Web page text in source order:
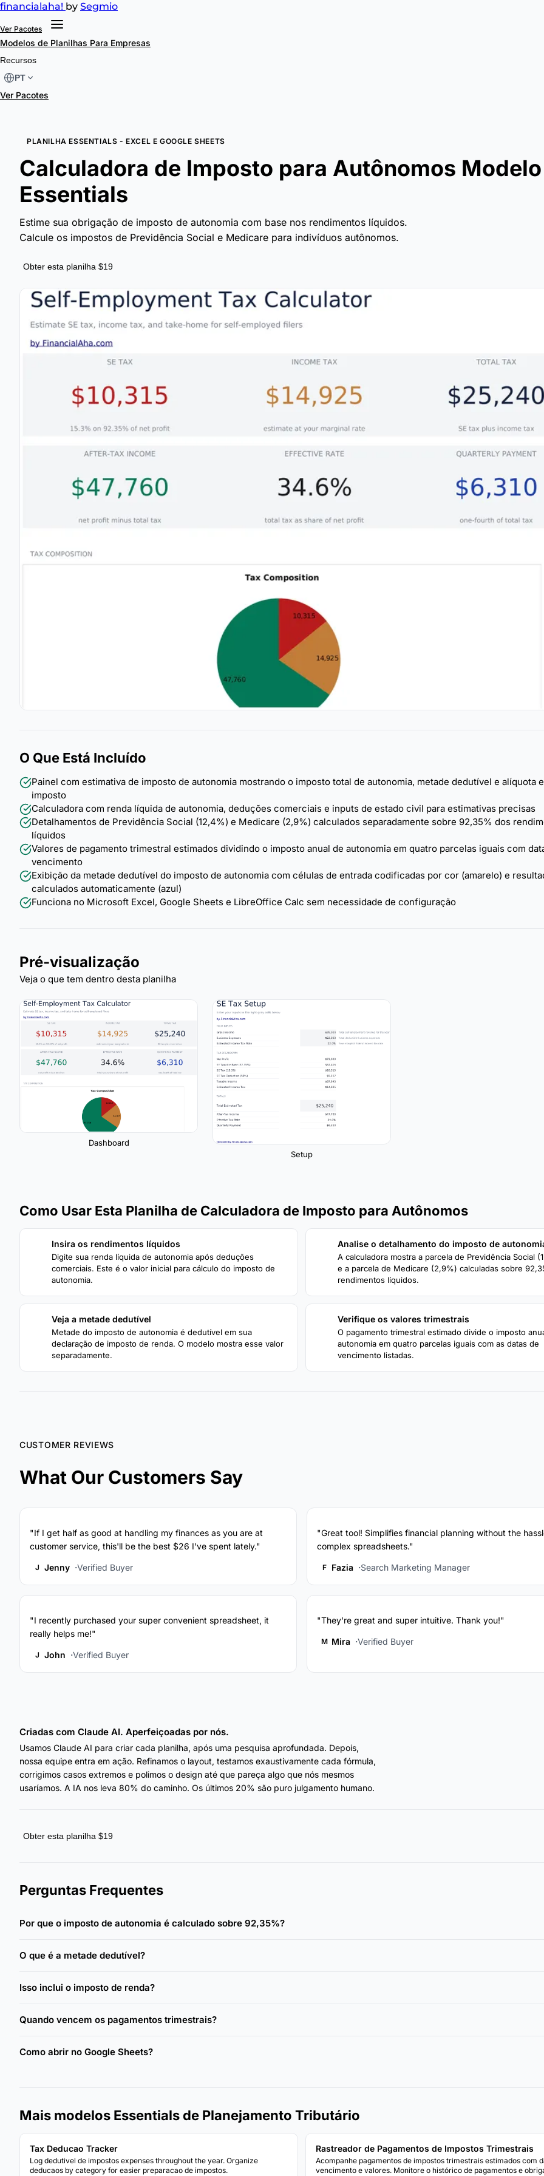
financialaha! by Segmio
Ver Pacotes
Modelos de Planilhas Para Empresas
Recursos
PT
Ver Pacotes
PLANILHA ESSENTIALS - EXCEL E GOOGLE SHEETS
Calculadora de Imposto para Autônomos Modelo
Essentials
Estime sua obrigação de imposto de autonomia com base nos rendimentos líquidos.
Calcule os impostos de Previdência Social e Medicare para indivíduos autônomos.
Obter esta planilha $19
O Que Está Incluído
Painel com estimativa de imposto de autonomia mostrando o imposto total de autonomia, metade dedutível e alíquota
imposto
Calculadora com renda líquida de autonomia, deduções comerciais e inputs de estado civil para estimativas precisas
Detalhamentos de Previdência Social (12,4%) e Medicare (2,9%) calculados separadamente sobre 92,35% dos
líquidos
Valores de pagamento trimestral estimados dividindo o imposto anual de autonomia em quatro parcelas iguais com
vencimento
Exibição da metade dedutível do imposto de autonomia com células de entrada codificadas por cor (amarelo) e
calculados automaticamente (azul)
Funciona no Microsoft Excel, Google Sheets e LibreOffice Calc sem necessidade de configuração
Pré-visualização
Veja o que tem dentro desta planilha
Dashboard
Setup
Como Usar Esta Planilha de Calculadora de Imposto para Autônomos
Insira os rendimentos líquidos
Digite sua renda líquida de autonomia após deduções
comerciais. Este é o valor inicial para cálculo do imposto de
autonomia.
Analise o detalhamento do imposto de
A calculadora mostra a parcela de Previdência Social
e a parcela de Medicare (2,9%) calculadas sobre
rendimentos líquidos.
Veja a metade dedutível
Metade do imposto de autonomia é dedutível em sua
declaração de imposto de renda. O modelo mostra esse valor
separadamente.
Verifique os valores trimestrais
O pagamento trimestral estimado divide o imposto
autonomia em quatro parcelas iguais com as datas de
vencimento listadas.
CUSTOMER REVIEWS
What Our Customers Say
"If I get half as good at handling my finances as you are at
customer service, this'll be the best $26 I've spent lately."
J Jenny Verified Buyer
"Great tool! Simplifies financial planning without the
complex spreadsheets."
F Fazia Search Marketing Manager
"I recently purchased your super convenient spreadsheet, it
really helps me!"
J John Verified Buyer
"They're great and super intuitive. Thank you!"
M Mira Verified Buyer
Criadas com Claude AI. Aperfeiçoadas por nós.
Usamos Claude AI para criar cada planilha, após uma pesquisa aprofundada. Depois,
nossa equipe entra em ação. Refinamos o layout, testamos exaustivamente cada fórmula,
corrigimos casos extremos e polimos o design até que pareça algo que nós mesmos
usaríamos. A IA nos leva 80% do caminho. Os últimos 20% são puro julgamento humano.
Obter esta planilha $19
Perguntas Frequentes
Por que o imposto de autonomia é calculado sobre 92,35%?
O que é a metade dedutível?
Isso inclui o imposto de renda?
Quando vencem os pagamentos trimestrais?
Como abrir no Google Sheets?
Mais modelos Essentials de Planejamento Tributário
Tax Deducao Tracker
Log dedutivel de impostos expenses throughout the year. Organize
deducaos by category for easier preparacao de impostos.
Rastreador de Pagamentos de Impostos Trimestrais
Acompanhe pagamentos de impostos trimestrais estimados com
vencimento e valores. Monitore o histórico de pagamentos e